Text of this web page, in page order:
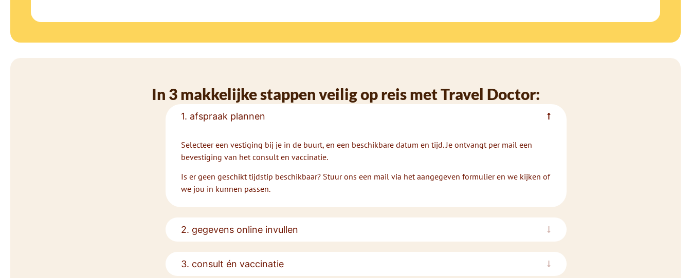
In 3 makkelijke stappen veilig op reis met Travel Doctor:
1. afspraak plannen
Selecteer een vestiging bij je in de buurt, en een beschikbare datum en tijd. Je ontvangt per mail een
bevestiging van het consult en vaccinatie.
Is er geen geschikt tijdstip beschikbaar? Stuur ons een mail via het aangegeven formulier en we kijken of
we jou in kunnen passen.
2. gegevens online invullen
3. consult én vaccinatie